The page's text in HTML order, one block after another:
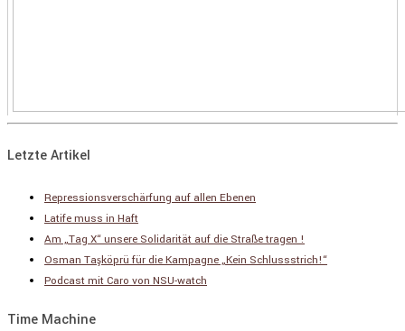
Letzte Artikel
Repressionsverschärfung auf allen Ebenen
Latife muss in Haft
Am „Tag X“ unsere Solidarität auf die Straße tragen !
Osman Taşköprü für die Kampagne „Kein Schlussstrich!“
Podcast mit Caro von NSU-watch
Time Machine